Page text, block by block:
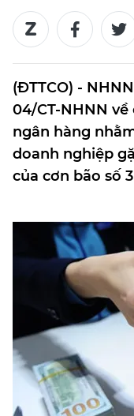
(ĐTTCO) -
04/CT-NHNN
ngân hàng
doanh nghiệp
của cơn bão số